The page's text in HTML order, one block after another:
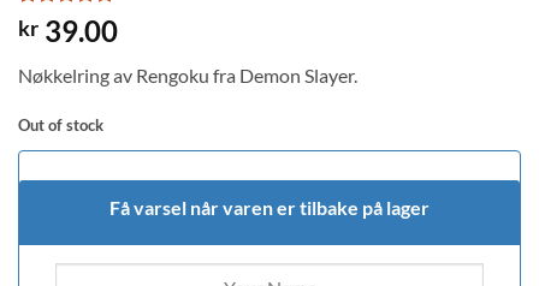
Rated5
out of 5
1
customer
kr 39.00
Nøkkelring av Rengoku fra Demon Slayer.
Out of stock
Få varsel når varen er tilbake på lager